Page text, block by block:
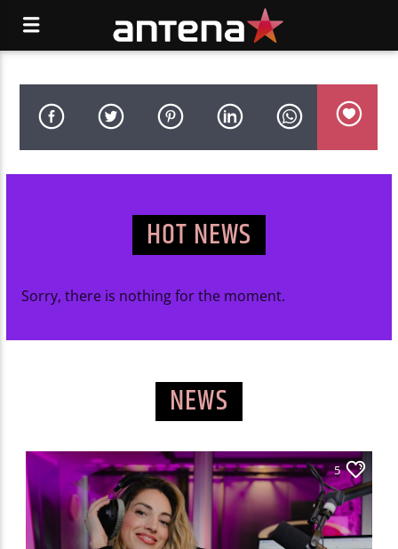
HOT NEWS
Sorry, there is nothing for the moment.
NEWS
5